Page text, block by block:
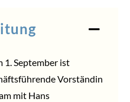
1. September ist
Vorständin
mit Hans